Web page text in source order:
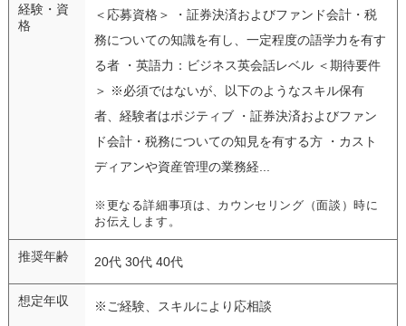
経験・資
格
＜応募資格＞ ・証券決済およびファンド会計・税
務についての知識を有し、一定程度の語学力を有す
る者 ・英語力：ビジネス英会話レベル ＜期待要件
＞ ※必須ではないが、以下のようなスキル保有
者、経験者はポジティブ ・証券決済およびファン
ド会計・税務についての知見を有する方 ・カスト
ディアンや資産管理の業務経...
※更なる詳細事項は、カウンセリング（面談）時に
お伝えします。
推奨年齢 20代 30代 40代
想定年収 ※ご経験、スキルにより応相談